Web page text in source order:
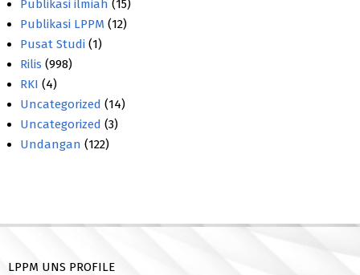
Publikasi ilmiah (15)
Publikasi LPPM (12)
Pusat Studi (1)
Rilis (998)
RKI (4)
Uncategorized (14)
Uncategorized (3)
Undangan (122)
LPPM UNS PROFILE